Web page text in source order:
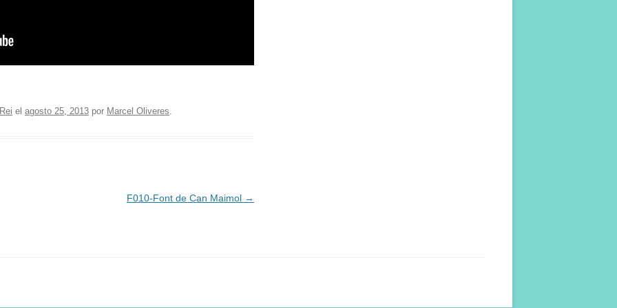
el agosto 25, 2013 por Marcel Oliveres.
F010-Font de Can Maimol →